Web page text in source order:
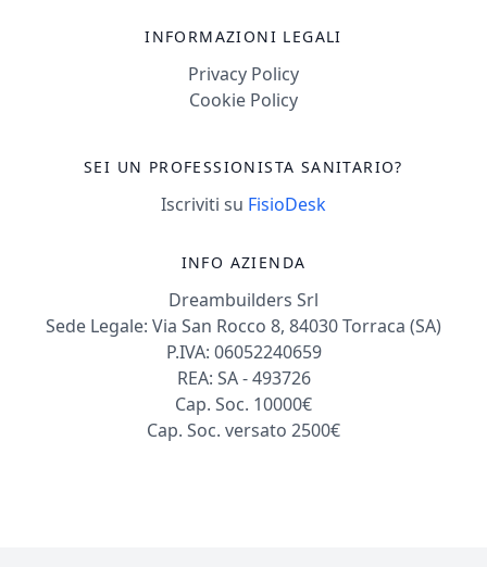
INFORMAZIONI LEGALI
Privacy Policy
Cookie Policy
SEI UN PROFESSIONISTA SANITARIO?
Iscriviti su FisioDesk
INFO AZIENDA
Dreambuilders Srl
Sede Legale: Via San Rocco 8, 84030 Torraca (SA)
P.IVA: 06052240659
REA: SA - 493726
Cap. Soc. 10000€
Cap. Soc. versato 2500€